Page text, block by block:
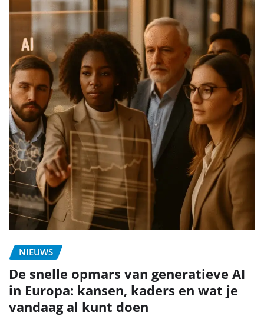
NIEUWS
De snelle opmars van generatieve AI
in Europa: kansen, kaders en wat je
vandaag al kunt doen